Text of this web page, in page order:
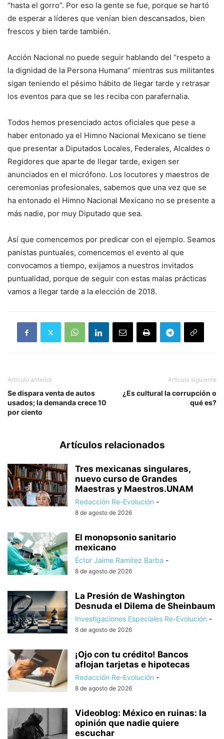
“hasta el gorro”. Por eso la gente se fue, porque se hartó
de esperar a líderes que venían bien descansados, bien
frescos y bien tarde también.
Acción Nacional no puede seguir hablando del “respeto a
la dignidad de la Persona Humana” mientras sus militantes
sigan teniendo el pésimo hábito de llegar tarde y retrasar
los eventos para que se les reciba con parafernalia.
Todos hemos presenciado actos oficiales que pese a
haber entonado ya el Himno Nacional Mexicano se tiene
que presentar a Diputados Locales, Federales, Alcaldes o
Regidores que aparte de llegar tarde, exigen ser
anunciados en el micrófono. Los locutores y maestros de
ceremonias profesionales, sabemos que una vez que se
ha entonado el Himno Nacional Mexicano no se presente a
más nadie, por muy Diputado que sea.
Así que comencemos por predicar con el ejemplo. Seamos
panistas puntuales, comencemos el evento al que
convocamos a tiempo, exijamos a nuestros invitados
puntualidad, porque de seguir con estas malas prácticas
vamos a llegar tarde a la elección de 2018.
Artículo anterior
Se dispara venta de autos
usados; la demanda crece 10
por ciento
Artículo siguiente
¿Es cultural la corrupción o
qué es?
Artículos relacionados
Tres mexicanas singulares,
nuevo curso de Grandes
Maestras y Maestros.UNAM
Redacción Re-Evolución -
8 de agosto de 2026
El monopsonio sanitario
mexicano
Éctor Jaime Ramírez Barba -
8 de agosto de 2026
La Presión de Washington
Desnuda el Dilema de Sheinbaum
Investigaciones Especiales Re-Evolución -
8 de agosto de 2026
¡Ojo con tu crédito! Bancos
aflojan tarjetas e hipotecas
Redacción Re-Evolución -
8 de agosto de 2026
Videoblog: México en ruinas: la
opinión que nadie quiere
escuchar